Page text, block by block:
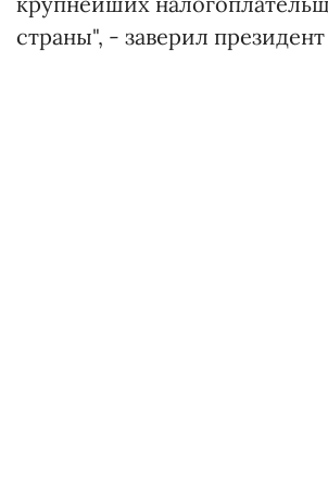
страны", - заверил